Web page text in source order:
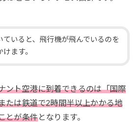
ていると、飛行機が飛んでいるのを
ます。
ント空港に到着できるのは「国際
たは鉄道で2時間半以上かかる地
とが条件となります。